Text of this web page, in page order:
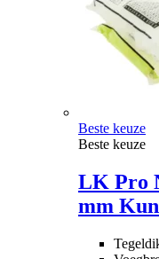
Beste keuze
Beste keuze
LK Pro
mm